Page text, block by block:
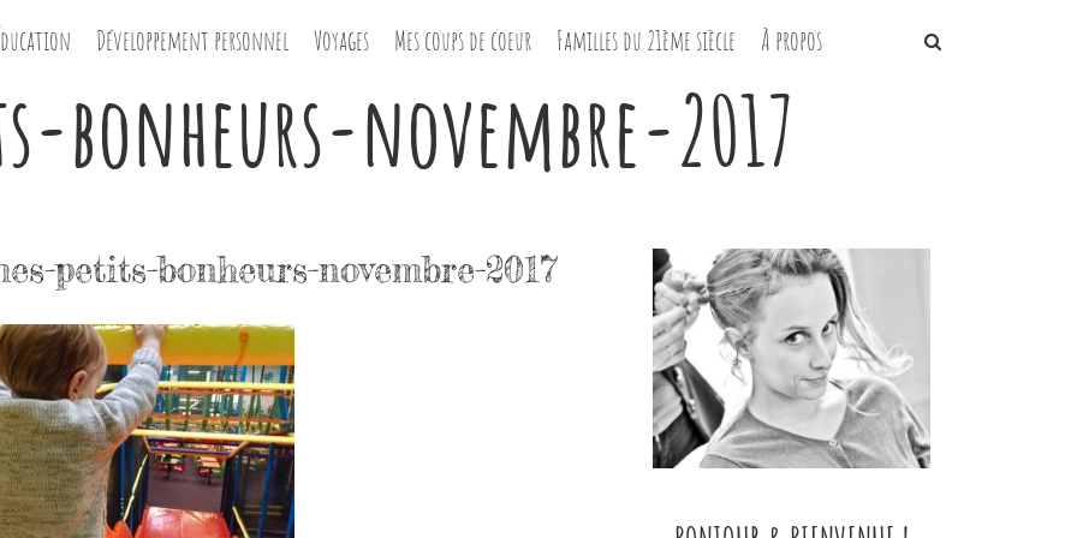
Développement personnel Voyages Mes coups de coeur Familles du 21ème siècle À propos
bonheurs-novembre-2017
petits-bonheurs-novembre-2017